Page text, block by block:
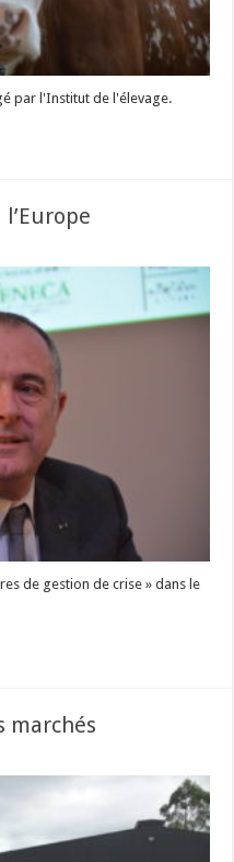
par l'Institut de l'élevage.
de gestion de crise » dans le
marchés